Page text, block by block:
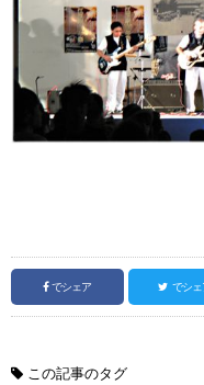
でシェア でシェ
この記事のタグ